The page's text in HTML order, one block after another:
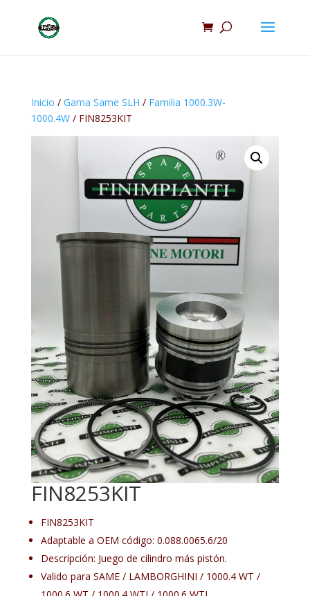
Inicio / Gama Same SLH / Familia 1000.3W-
1000.4W/ FIN8253KIT
FIN8253KIT
FIN8253KIT
Adaptable a OEM código: 0.088.0065.6/20
Descripción: Juego de cilindro más pistón.
Valido para SAME / LAMBORGHINI / 1000.4 WT /